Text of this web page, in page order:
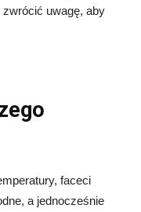
uwagę, aby
faceci
a jednocześnie